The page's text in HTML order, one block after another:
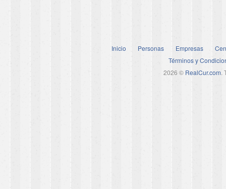
Inicio Personas Empresas
Términos y
2026 © RealCur.com.